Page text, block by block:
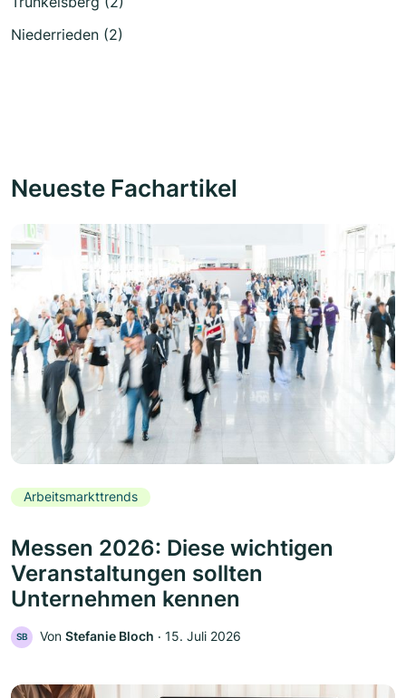
Niederrieden (2)
Neueste Fachartikel
Arbeitsmarkttrends
Messen 2026: Diese wichtigen
Veranstaltungen sollten
Unternehmen kennen
SB Von Stefanie Bloch ‧ 15. Juli 2026